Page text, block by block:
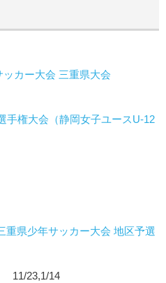
ッカー大会 三重県大会
手権大会（静岡女子ユースU-12
重県少年サッカー大会 地区予選
11/23,1/14